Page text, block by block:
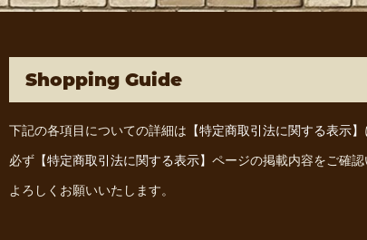
Shopping Guide
下記の各項目についての詳細は 【特定商取引法に関する表示】
必ず 【特定商取引法に関する表示】 ページの掲載内容をご確
よろしくお願いいたします。